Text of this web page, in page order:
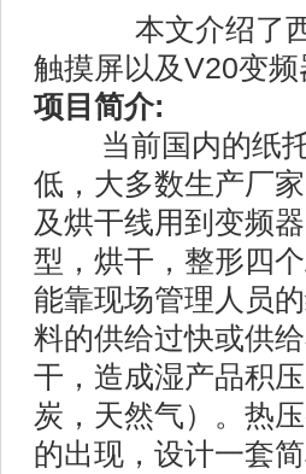
本文介绍了西
触摸屏以及V20变
项目简介:
当前国内的纸托
低，大多数生产厂
及烘干线用到变频
型，烘干，整形四
能靠现场管理人员
料的供给过快或供
干，造成湿产品积
炭，天然气）。热
的出现，设计一套